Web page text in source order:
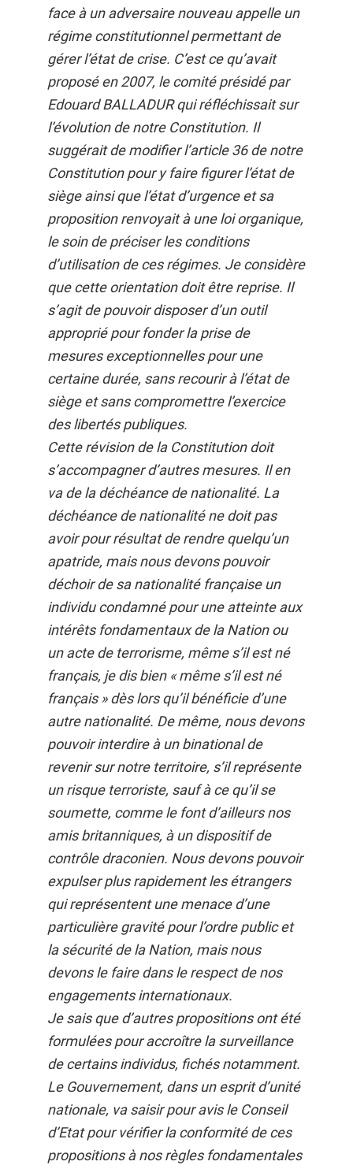
face à un adversaire nouveau appelle un
régime constitutionnel permettant de
gérer l’état de crise. C’est ce qu’avait
proposé en 2007, le comité présidé par
Edouard BALLADUR qui réfléchissait sur
l’évolution de notre Constitution. Il
suggérait de modifier l’article 36 de notre
Constitution pour y faire figurer l’état de
siège ainsi que l’état d’urgence et sa
proposition renvoyait à une loi organique,
le soin de préciser les conditions
d’utilisation de ces régimes. Je considère
que cette orientation doit être reprise. Il
s’agit de pouvoir disposer d’un outil
approprié pour fonder la prise de
mesures exceptionnelles pour une
certaine durée, sans recourir à l’état de
siège et sans compromettre l’exercice
des libertés publiques.
Cette révision de la Constitution doit
s’accompagner d’autres mesures. Il en
va de la déchéance de nationalité. La
déchéance de nationalité ne doit pas
avoir pour résultat de rendre quelqu’un
apatride, mais nous devons pouvoir
déchoir de sa nationalité française un
individu condamné pour une atteinte aux
intérêts fondamentaux de la Nation ou
un acte de terrorisme, même s’il est né
français, je dis bien « même s’il est né
français » dès lors qu’il bénéficie d’une
autre nationalité. De même, nous devons
pouvoir interdire à un binational de
revenir sur notre territoire, s’il représente
un risque terroriste, sauf à ce qu’il se
soumette, comme le font d’ailleurs nos
amis britanniques, à un dispositif de
contrôle draconien. Nous devons pouvoir
expulser plus rapidement les étrangers
qui représentent une menace d’une
particulière gravité pour l’ordre public et
la sécurité de la Nation, mais nous
devons le faire dans le respect de nos
engagements internationaux.
Je sais que d’autres propositions ont été
formulées pour accroître la surveillance
de certains individus, fichés notamment.
Le Gouvernement, dans un esprit d’unité
nationale, va saisir pour avis le Conseil
d’Etat pour vérifier la conformité de ces
propositions à nos règles fondamentales